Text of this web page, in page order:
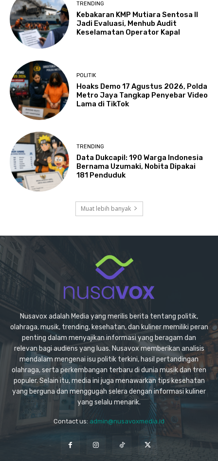
TRENDING
Kebakaran KMP Mutiara Sentosa II
Jadi Evaluasi, Menhub Audit
Keselamatan Operator Kapal
POLITIK
Hoaks Demo 17 Agustus 2026, Polda
Metro Jaya Tangkap Penyebar Video
Lama di TikTok
TRENDING
Data Dukcapil: 190 Warga Indonesia
Bernama Uzumaki, Nobita Dipakai
181 Penduduk
Muat lebih banyak
Nusavox adalah Media yang merilis berita tentang politik,
olahraga, musik, trending, kesehatan, dan kuliner memiliki peran
penting dalam menyajikan informasi yang beragam dan
relevan bagi audiens yang luas. Nusavox memberikan analisis
mendalam mengenai isu politik terkini, hasil pertandingan
olahraga, serta perkembangan terbaru di dunia musik dan tren
populer. Selain itu, media ini juga menawarkan tips kesehatan
yang berguna dan menggugah selera dengan informasi kuliner
yang selalu menarik.
Contact us: admin@nusavoxmedia.id